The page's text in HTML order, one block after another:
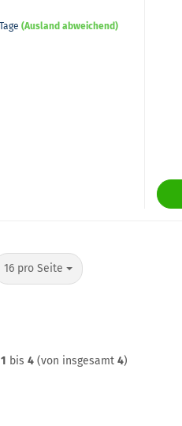
(Ausland abweichend)
16 pro Seite
pro Seite
1 bis4 (von insgesamt4)